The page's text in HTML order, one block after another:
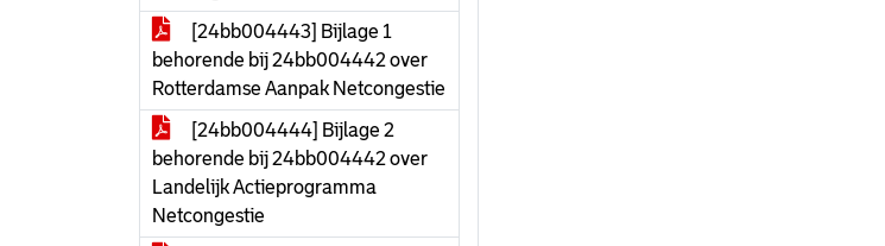
[24bb004443] Bijlage 1
behorende bij 24bb004442 over
Rotterdamse Aanpak Netcongestie
[24bb004444] Bijlage 2
behorende bij 24bb004442 over
Landelijk Actieprogramma
Netcongestie